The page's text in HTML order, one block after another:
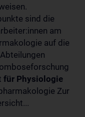
sind die
am
auf die
für Physiologie
Zur